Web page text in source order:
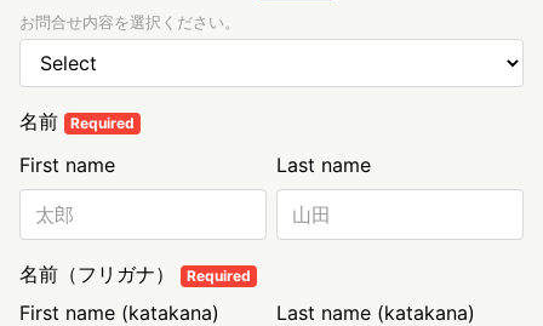
お問合せ内容を選択ください。
名前 Required
Last name
First name
名前（フリガナ） Required
Last name (katakana)
First name (katakana)